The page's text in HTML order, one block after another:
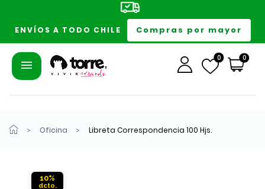
ENVÍOS A TODO CHILE Compras por mayor
0 0
Oficina Libreta Correspondencia 100 Hjs.
10%